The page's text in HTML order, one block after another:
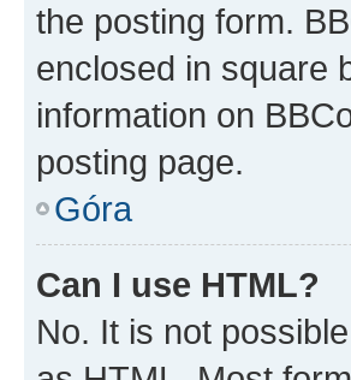
the posting form.
enclosed in square
information on
posting page.
Góra
Can I use HTML?
No. It is not